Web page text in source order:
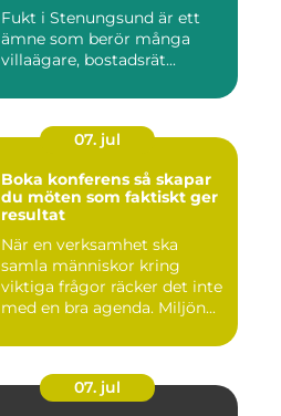
Fukt i Stenungsund är ett
ämne som berör många
villaägare, bostadsrät...
07. jul
Boka konferens så skapar
du möten som faktiskt ger
resultat
När en verksamhet ska
samla människor kring
viktiga frågor räcker det inte
med en bra agenda. Miljön...
07. jul